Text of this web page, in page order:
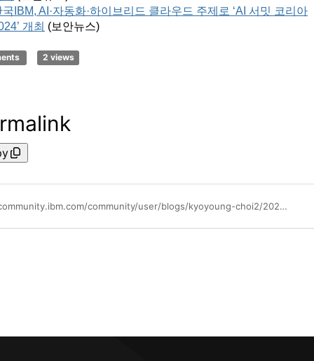
국IBM, AI·자동화·하이브리드 클라우드 주제로 ‘AI 서밋 코리아
개최 (보안뉴스)
2 views
https://community.ibm.com/community/user/blogs/kyoyoung-choi2/2024/09/03/daily-security-briefing-24-09-01